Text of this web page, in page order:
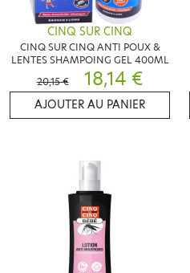
CINQ SUR CINQ
CINQ SUR CINQ ANTI POUX &
LENTES SHAMPOING GEL 400ML
20,15 €
18,14 €
AJOUTER AU PANIER